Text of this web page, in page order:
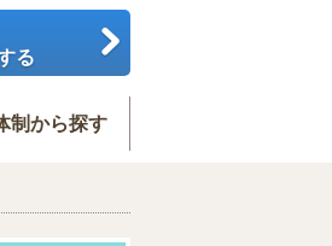
る
制から探す